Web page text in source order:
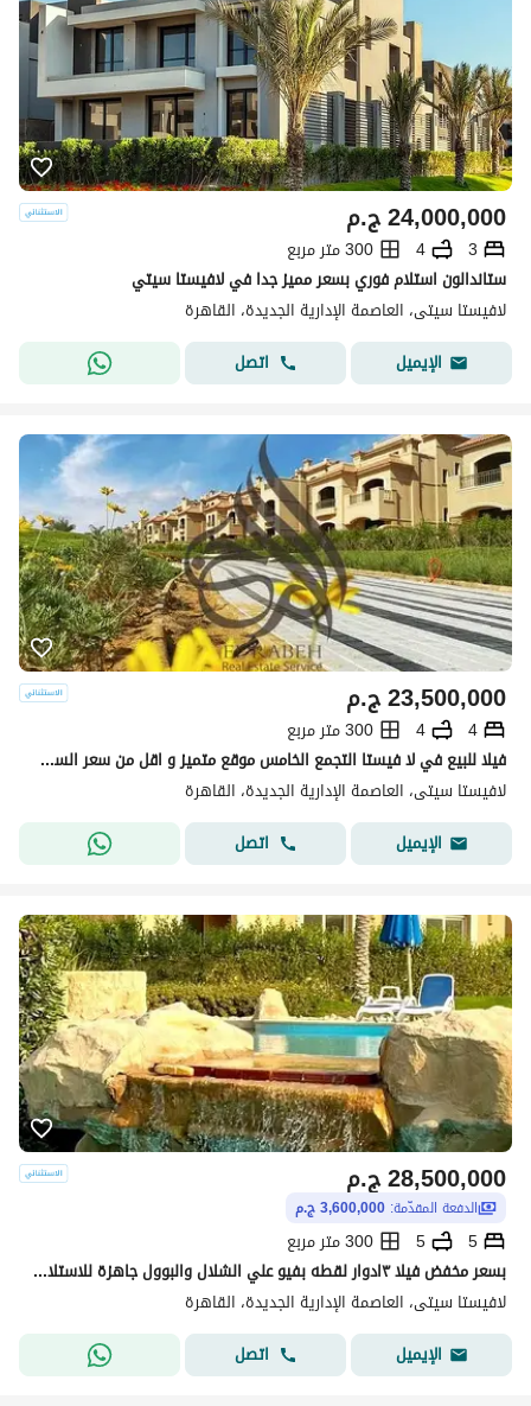
ج.م24,000,000
3
4
300 متر مربع
ستاندالون استلام فوري بسعر مميز جدا في لافيستا سيتي
لافيستا سيتى، العاصمة الإدارية الجديدة، القاهرة
الإيميل
اتصل
ج.م23,500,000
4
4
300 متر مربع
فيلا للبيع في لا فيستا التجمع الخامس موقع متميز و اقل من سعر السوق Lavista city
لافيستا سيتى، العاصمة الإدارية الجديدة، القاهرة
الإيميل
اتصل
ج.م28,500,000
الدفعة المقدّمة: 3,600,000 ج.م
5
5
300 متر مربع
بسعر مخفض فيلا ٣ادوار لقطه بفيو علي الشلال والبوول جاهزة للاستلام والسكن متشطبة بالكامل في اميز لوكيشن ، التجمع بالقرب من هايد بارك و ميفيدا و شارع التسعين و AUC
لافيستا سيتى، العاصمة الإدارية الجديدة، القاهرة
الإيميل
اتصل